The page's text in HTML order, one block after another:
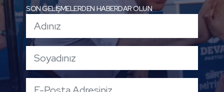
SON GELİŞMELERDEN HABERDAR OLUN